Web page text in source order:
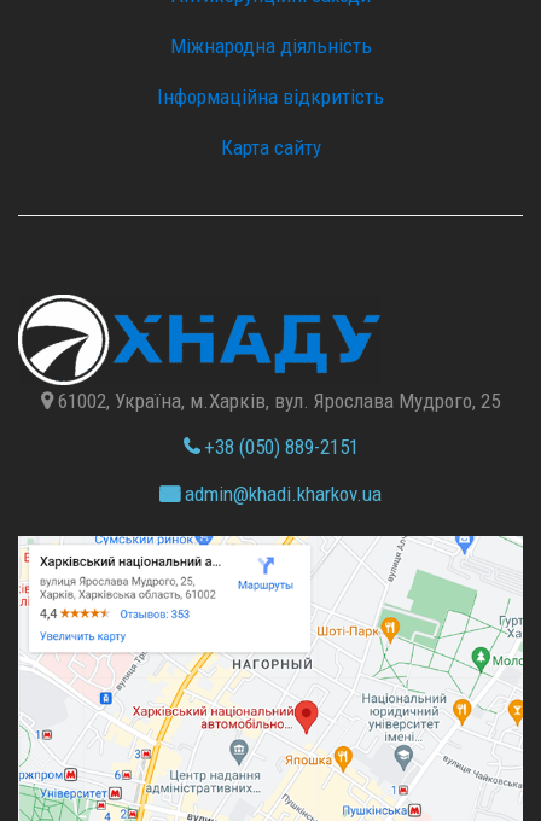
Міжнародна діяльність
Інформаційна відкритість
Карта сайту
61002, Україна, м.Харків, вул. Ярослава Мудрого, 25
+38 (050) 889-2151
admin@khadi.kharkov.ua